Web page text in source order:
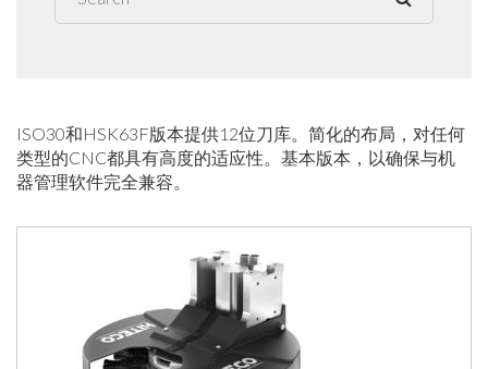
ISO30和HSK63F版本提供12位刀库。简化的布局，对任何
类型的CNC都具有高度的适应性。基本版本，以确保与机
器管理软件完全兼容。